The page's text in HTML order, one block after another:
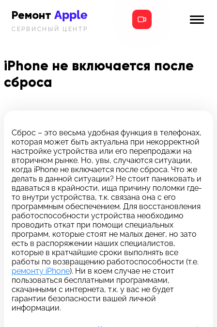
Ремонт Apple
СЕРВИСНЫЙ ЦЕНТР
iPad
MacBook
Новости
Телефон:
+7 (812) 409-39-75
Адрес:
8 Красноармейская, 18
Режим работы:
c 10:00 до 21:00
Связаться с нами
iPhone не включается после
сброса
Сброс – это весьма удобная функция в телефонах,
которая может быть актуальна при некорректной
настройке устройства или его перепродажи на
вторичном рынке. Но, увы, случаются ситуации,
когда iPhone не включается после сброса. Что же
делать в данной ситуации? Не стоит паниковать и
вдаваться в крайности, ища причину поломки где-
то внутри устройства, т.к. связана она с его
программным обеспечением. Для восстановления
работоспособности устройства необходимо
проводить откат при помощи специальных
программ, которые стоят не малых денег, но зато
есть в распоряжении наших специалистов,
которые в кратчайшие сроки выполнять все
работы по возвращению работоспособности (т.е.
ремонту iPhone). Ни в коем случае не стоит
пользоваться бесплатными программами,
скачанными с интернета, т.к. у вас не будет
гарантии безопасности вашей личной
информации.
Задать вопрос
*бесплатно
Оставьте свой
отзыв